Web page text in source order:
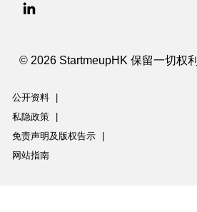
© 2026 StartmeupHK 保留一切权利
公开资料
私隐政策
免责声明及版权告示
网站指南